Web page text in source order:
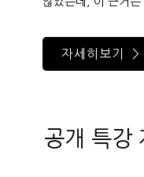
자세히보기 >
공개 특강